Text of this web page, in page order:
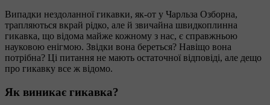
Випадки нездоланної гикавки, як-от у Чарльза Озборна,
трапляються вкрай рідко, але й звичайна швидкоплинна
гикавка, що відома майже кожному з нас, є справжньою
науковою енігмою. Звідки вона береться? Навіщо вона
потрібна? Ці питання не мають остаточної відповіді, але дещо
про гикавку все ж відомо.
Як виникає гикавка?